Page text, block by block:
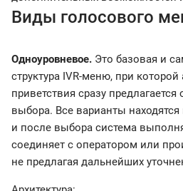
Виды голосового
Одноуровневое. Это базовая и
структура IVR-меню, при
приветствия сразу
выбора. Все варианты
и после выбора система
соединяет с оператором или
не предлагая дальнейших